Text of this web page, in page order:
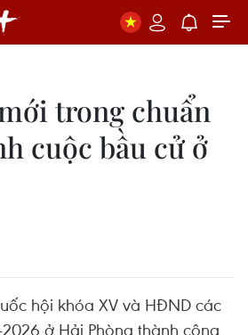
trong chuẩn
cuộc bầu cử ở
hội khóa XV và HĐND các
ở Hải Phòng thành công